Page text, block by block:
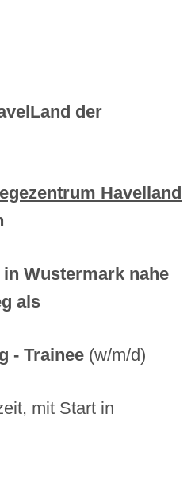
der
Havelland
in Wustermark nahe
als
- Trainee (w/m/d)
mit Start in